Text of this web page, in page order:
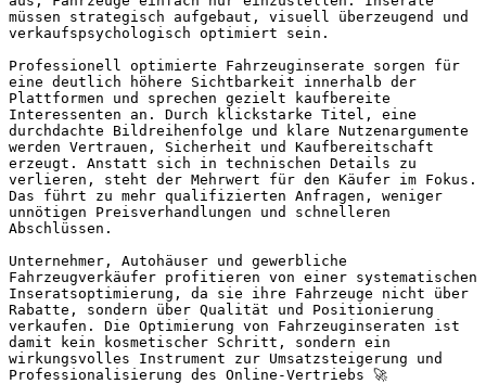
müssen strategisch aufgebaut, visuell überzeugend und
verkaufspsychologisch optimiert sein.
Professionell optimierte Fahrzeuginserate sorgen für
eine deutlich höhere Sichtbarkeit innerhalb der
Plattformen und sprechen gezielt kaufbereite
Interessenten an. Durch klickstarke Titel, eine
durchdachte Bildreihenfolge und klare Nutzenargumente
werden Vertrauen, Sicherheit und Kaufbereitschaft
erzeugt. Anstatt sich in technischen Details zu
verlieren, steht der Mehrwert für den Käufer im Fokus.
Das führt zu mehr qualifizierten Anfragen, weniger
unnötigen Preisverhandlungen und schnelleren
Abschlüssen.
Unternehmer, Autohäuser und gewerbliche
Fahrzeugverkäufer profitieren von einer systematischen
Inseratsoptimierung, da sie ihre Fahrzeuge nicht über
Rabatte, sondern über Qualität und Positionierung
verkaufen. Die Optimierung von Fahrzeuginseraten ist
damit kein kosmetischer Schritt, sondern ein
wirkungsvolles Instrument zur Umsatzsteigerung und
Professionalisierung des Online-Vertriebs 🚀